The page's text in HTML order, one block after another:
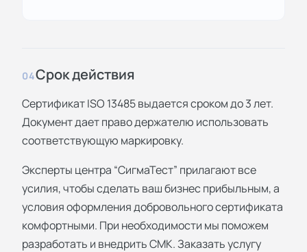
04Срок действия
Сертификат ISO 13485 выдается сроком до 3 лет.
Документ дает право держателю использовать
соответствующую маркировку.
Эксперты центра “СигмаТест” прилагают все
усилия, чтобы сделать ваш бизнес прибыльным, а
условия оформления добровольного сертификата
комфортными. При необходимости мы поможем
разработать и внедрить СМК. Заказать услугу